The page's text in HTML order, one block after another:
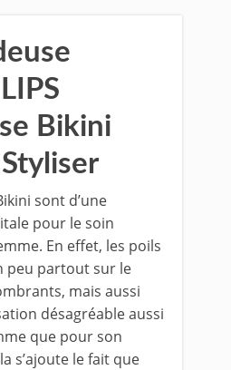
Bikini
sont d’une
pour le soin
En effet, les poils
peu partout sur le
mais aussi
désagréable aussi
que pour son
s’ajoute le fait que